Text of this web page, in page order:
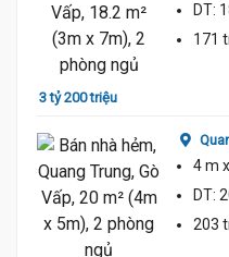
3 tỷ 200 triệu
DT:
171
4 m
DT:
203